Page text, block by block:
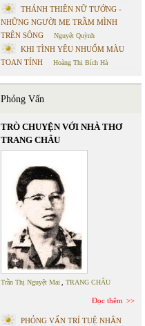
THÁNH THIÊN NỮ TƯỚNG -
NHỮNG NGƯỜI MẸ TRẦM MÌNH
TRÊN SÔNG
Nguyệt Quỳnh
KHI TÌNH YÊU NHUỐM MÀU
TOAN TÍNH
Hoàng Thị Bích Hà
Phỏng Vấn
TRÒ CHUYỆN VỚI NHÀ THƠ
TRANG CHÂU
Trần Thị Nguyệt Mai TRANG CHÂU
Đọc thêm
PHỎNG VẤN TRÍ TUỆ NHÂN